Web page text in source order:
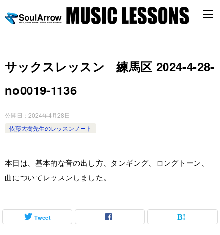
サックスレッスン 練馬区 2024-4-28-
no0019-1136
公開日： 2024年4月28日
依藤大樹先生のレッスンノート
本日は、基本的な音の出し方、タンギング、ロングトーン、
曲についてレッスンしました。
Tweet